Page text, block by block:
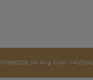
Nr. Reg. Com. J40/